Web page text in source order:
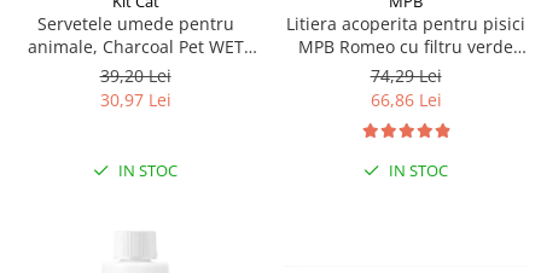
Servetele umede pentru
animale, Charcoal Pet WET
Wipes, BABY POWDER- pachet
80 buc
39,20 Lei
30,97 Lei
IN STOC
Litiera acoperita pentru pisici
MPB Romeo cu filtru verde
57x39x41(h)cm
74,29 Lei
66,86 Lei
IN STOC